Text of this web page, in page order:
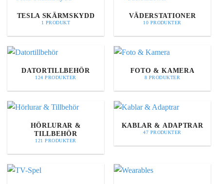
TESLA SKÄRMSKYDD
1 PRODUKT
VÄDERSTATIONER
10 PRODUKTER
DATORTILLBEHÖR
124 PRODUKTER
FOTO & KAMERA
8 PRODUKTER
HÖRLURAR &
TILLBEHÖR
121 PRODUKTER
KABLAR & ADAPTRAR
47 PRODUKTER